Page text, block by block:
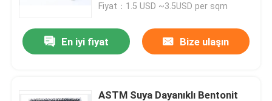
HDPE Geocell
Geofabrik Kum Torbaları
Fiyat：1.5 USD ~3.5USD per sqm
En iyi fiyat Bize ulaşın
ASTM Suya Dayanıklı Bentonit